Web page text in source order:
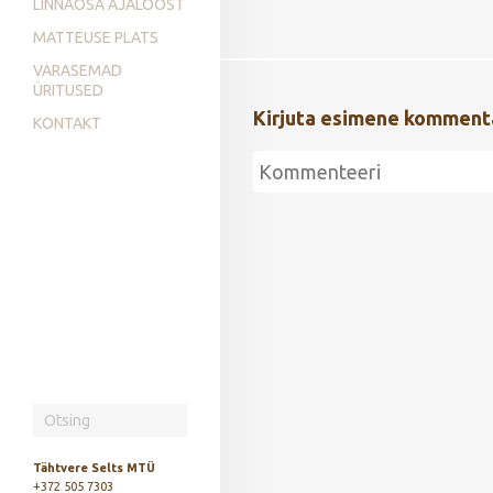
LINNAOSA AJALOOST
MATTEUSE PLATS
VARASEMAD
ÜRITUSED
KONTAKT
Kirjuta esimene
Tähtvere Selts MTÜ
+372 505 7303